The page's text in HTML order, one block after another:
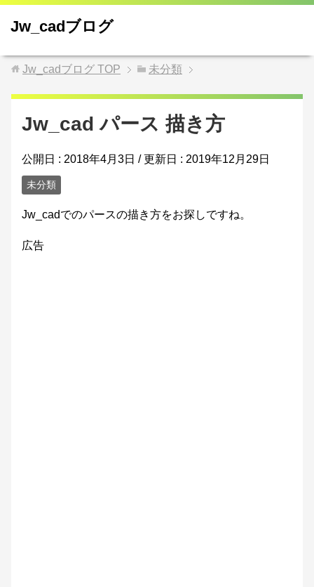
Jw_cadブログ
Jw_cadブログ TOP 未分類
Jw_cad パース 描き方
公開日 : 2018年4月3日 / 更新日 : 2019年12月29日
未分類
Jw_cadでのパースの描き方をお探しですね。
広告